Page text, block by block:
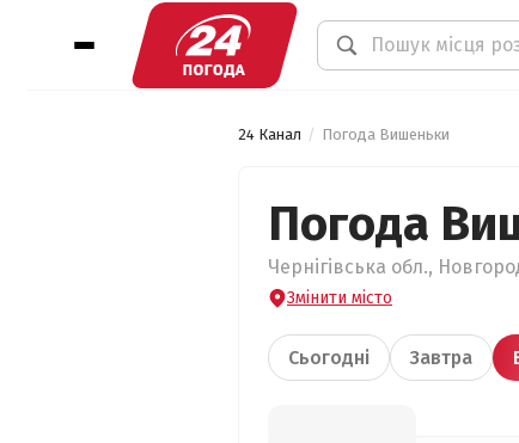
24 Канал Погода Вишеньки
Погода
Чернігівська обл.,
Змінити місто
Сьогодні Завтра